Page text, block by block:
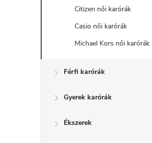
ó
Citizen női karórák
Casio női karórák
Michael Kors női karórák
Férfi karórák
Gyerek karórák
Ékszerek